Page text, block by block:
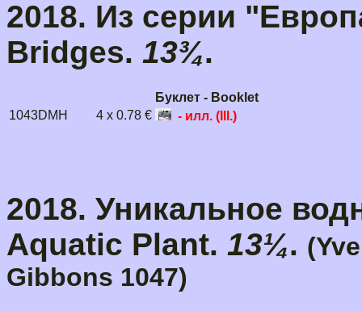
2018. Из серии
Bridges. 13¾.
Буклет - Booklet
1043DMH
4 x 0.78 € - илл. (Ill.)
2018. Уникальное
Aquatic Plant. 13¼.
Gibbons 1047)